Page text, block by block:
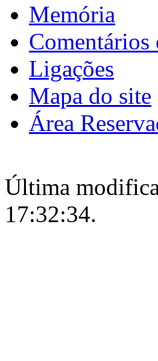
Memória
Comentários
Ligações
Mapa do site
Área
Última
17:32:34.